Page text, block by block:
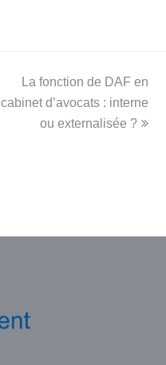
next
post:
La fonction de DAF en
cabinet d’avocats : interne
ou externalisée ?